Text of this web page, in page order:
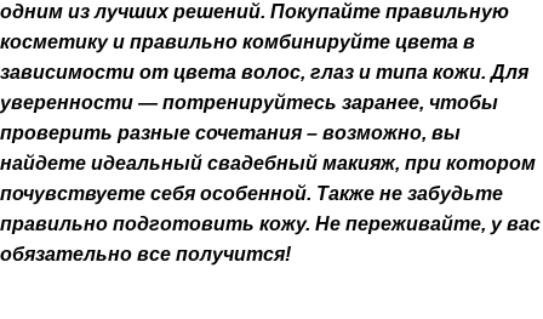
одним из лучших решений. Покупайте правильную
косметику и правильно комбинируйте цвета в
зависимости от цвета волос, глаз и типа кожи.Для
уверенности — потренируйтесь заранее, чтобы
проверить разные сочетания – возможно, вы
найдете идеальный свадебный макияж, при котором
почувствуете себя особенной. Также не забудьте
правильно подготовить кожу. Не переживайте, у вас
обязательно все получится!